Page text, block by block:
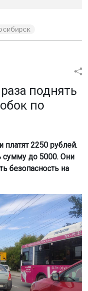
поднять
по
платят 2250 рублей.
сумму до 5000. Они
безопасность на